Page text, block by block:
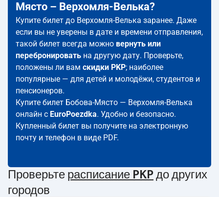
Място – Верхомля-Велька?
Купите билет до Верхомля-Велька заранее. Даже
если вы не уверены в дате и времени отправления,
такой билет всегда можно вернуть или
перебронировать на другую дату. Проверьте,
положены ли вам скидки PKP; наиболее
популярные — для детей и молодёжи, студентов и
пенсионеров.
Купите билет Бобова-Място — Верхомля-Велька
онлайн с EuroPoezdka. Удобно и безопасно.
Купленный билет вы получите на электронную
почту и телефон в виде PDF.
Проверьте расписание PKP до других
городов